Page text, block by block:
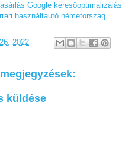
Google keresőoptimalizálás
használtautó németország
2022
küldése